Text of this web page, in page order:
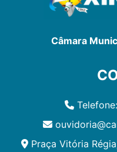
Câmara
Praça Vitória